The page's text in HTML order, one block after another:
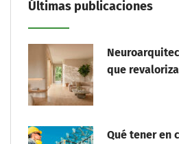
Últimas publicaciones
que
Qué tener en